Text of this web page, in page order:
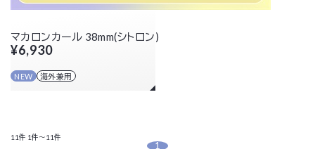
マカロンカール 38mm(シトロン)
¥6,930
NEW 海外兼用
11件 1件～11件
1